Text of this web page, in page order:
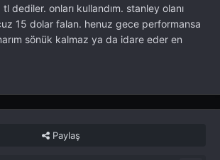
dediler. onları kullandım. stanley olanı
15 dolar falan. henuz gece performansa
sönük kalmaz ya da idare eder en
Paylaş